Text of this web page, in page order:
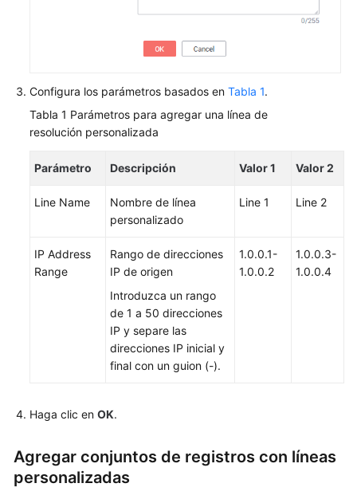
Referencia
la
API
Preguntas
contenido
consultar
versión
inglés.
Configura los parámetros basados en Tabla 1.
Tabla 1 Parámetros para agregar una línea de
resolución personalizada
Parámetro Descripción Valor 1 Valor 2
Line Name
Nombre de línea
personalizado
Line 1 Line 2
IP Address
Range
Rango de direcciones
IP de origen
Introduzca un rango
de 1 a 50 direcciones
IP y separe las
direcciones IP inicial y
final con un guion (-).
1.0.0.1-
1.0.0.2
1.0.0.3-
1.0.0.4
Haga clic en OK.
Agregar conjuntos de registros con líneas
personalizadas